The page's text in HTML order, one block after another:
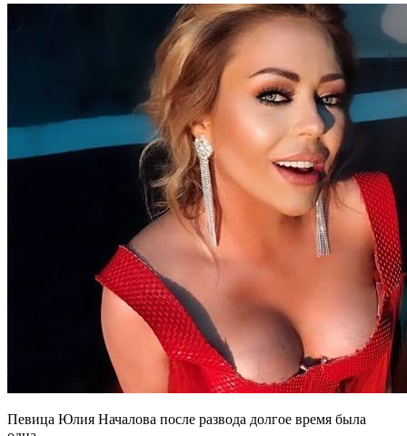
Певица Юлия Началова после развода долгое время была